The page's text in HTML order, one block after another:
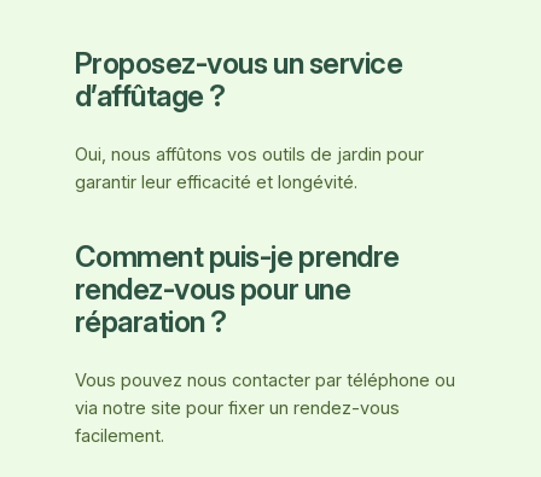
Proposez-vous un service
d’affûtage ?
Oui, nous affûtons vos outils de jardin pour
garantir leur efficacité et longévité.
Comment puis-je prendre
rendez-vous pour une
réparation ?
Vous pouvez nous contacter par téléphone ou
via notre site pour fixer un rendez-vous
facilement.